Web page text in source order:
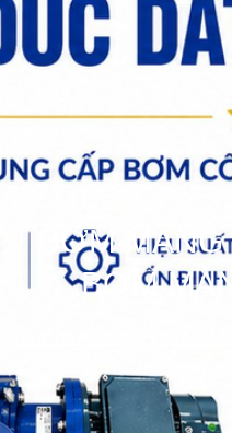
BƠM
BƠM